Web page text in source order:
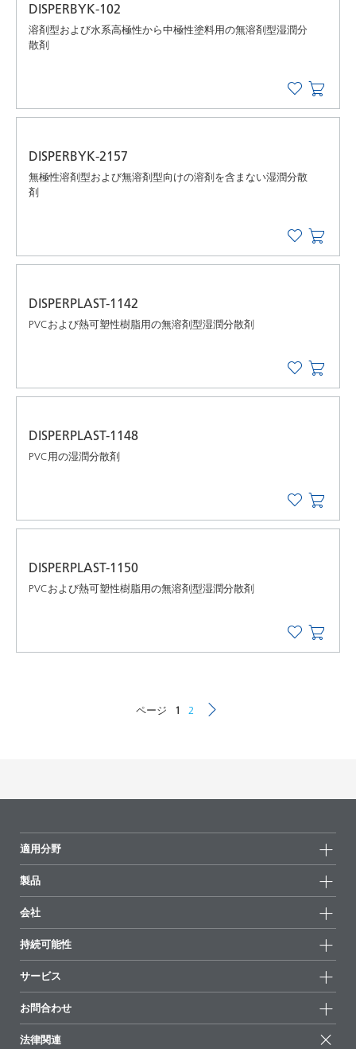
DISPERBYK-102
溶剤型および水系高極性から中極性塗料用の無溶剤型湿潤分
散剤
DISPERBYK-2157
無極性溶剤型および無溶剤型向けの溶剤を含まない湿潤分散
剤
DISPERPLAST-1142
PVCおよび熱可塑性樹脂用の無溶剤型湿潤分散剤
DISPERPLAST-1148
PVC用の湿潤分散剤
DISPERPLAST-1150
PVCおよび熱可塑性樹脂用の無溶剤型湿潤分散剤
ページ 1 2
適用分野
製品
全製品
ハイライト
会社
ニュース
拠点と販売代理店
展示会 & イベント
経営陣
持続可能性
持続可能な製品
サクセスストーリー
EcoVadis
サービス
配合の出発点
論文記事
お問合わせ
法律関連